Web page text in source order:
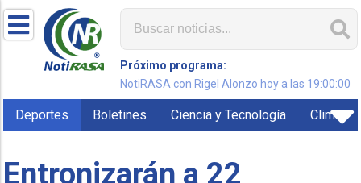
Próximo programa:
NotiRASA con Rigel Alonzo hoy a las 19:00:00
Deportes Boletines Ciencia y Tecnología Clima
Entronizarán a 22